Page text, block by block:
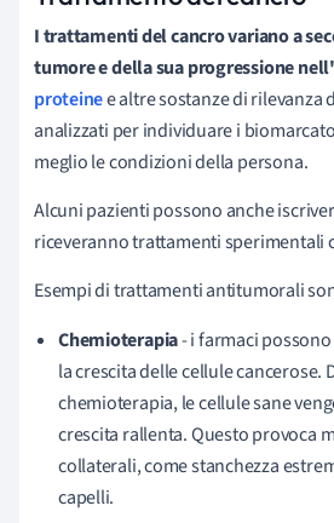
I trattamenti del cancro variano a
tumore e della sua progressione
proteinee altre sostanze di rilevanza
analizzati per individuare i
meglio le condizioni della persona.
Alcuni pazienti possono anche
riceveranno trattamenti sperimentali
Esempi di trattamenti antitumorali
Chemioterapia- i farmaci
la crescita delle cellule cancerose.
chemioterapia, le cellule sane
crescita rallenta. Questo provoca
collaterali, come stanchezza
capelli.